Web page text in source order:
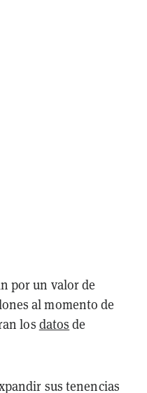
por un valor de
al momento de
los datos de
sus tenencias